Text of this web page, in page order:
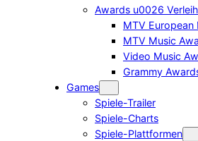
Awards u0026
MTV European
MTV Music
Video Music
Grammy
Games
Spiele-Trailer
Spiele-Charts
Spiele-Plattformen